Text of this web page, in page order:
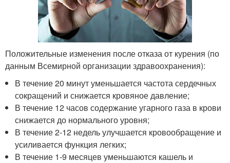
Положительные изменения после отказа от курения (по
данным Всемирной организации здравоохранения):
В течение 20 минут уменьшается частота сердечных
сокращений и снижается кровяное давление;
В течение 12 часов содержание угарного газа в крови
снижается до нормального уровня;
В течение 2-12 недель улучшается кровообращение и
усиливается функция легких;
В течение 1-9 месяцев уменьшаются кашель и